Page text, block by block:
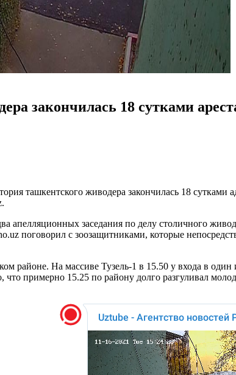
закончилась 18 сутками
ташкентского живодера закончилась 18
апелляционных заседания по делу столичного
поговорил с зоозащитниками, которые
районе. На массиве Тузель-1 в 15.50 у входа в
что примерно 15.25 по району долго разгуливал